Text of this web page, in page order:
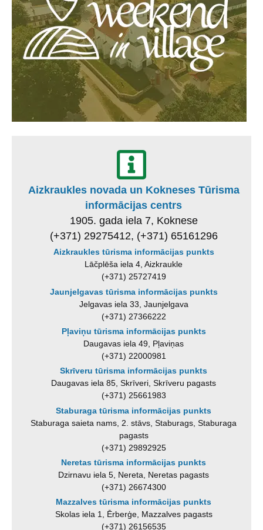
Aizkraukles novada un Kokneses Tūrisma
informācijas centrs
1905. gada iela 7, Koknese
(+371) 29275412, (+371) 65161296
Aizkraukles tūrisma informācijas punkts
Lāčplēša iela 4, Aizkraukle
(+371) 25727419
Jaunjelgavas tūrisma informācijas punkts
Jelgavas iela 33, Jaunjelgava
(+371) 27366222
Pļaviņu tūrisma informācijas punkts
Daugavas iela 49, Pļaviņas
(+371) 22000981
Skrīveru tūrisma informācijas punkts
Daugavas iela 85, Skrīveri, Skrīveru pagasts
(+371) 25661983
Staburaga tūrisma informācijas punkts
Staburaga saieta nams, 2. stāvs, Staburags, Staburaga
pagasts
(+371) 29892925
Neretas tūrisma informācijas punkts
Dzirnavu iela 5, Nereta, Neretas pagasts
(+371) 26674300
Mazzalves tūrisma informācijas punkts
Skolas iela 1, Ērberģe, Mazzalves pagasts
(+371) 26156535